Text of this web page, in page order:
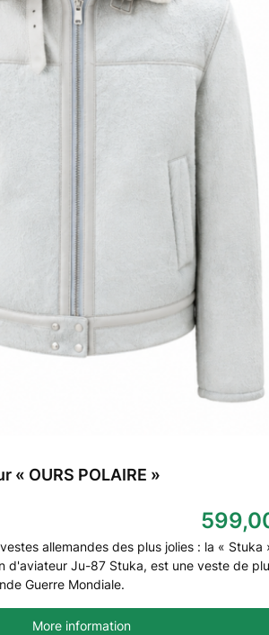
« OURS POLAIRE »
allemandes des plus jolies : la « Stuka
d'aviateur Ju-87 Stuka, est une veste de
Guerre Mondiale.
More information